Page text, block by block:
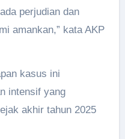
perjudian dan
amankan,” kata AKP
kasus ini
intensif yang
akhir tahun 2025